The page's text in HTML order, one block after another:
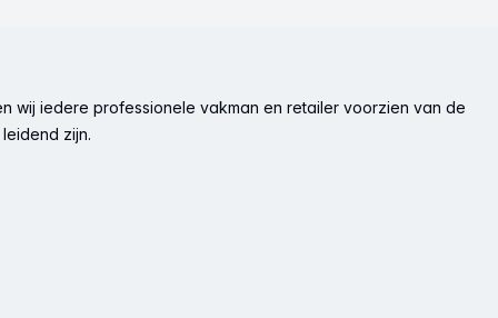
wij iedere professionele vakman en retailer voorzien van de
zijn.